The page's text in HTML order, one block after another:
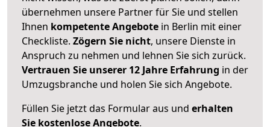
übernehmen unsere Partner für Sie und stellen
Ihnen kompetente Angebote in Berlin mit einer
Checkliste. Zögern Sie nicht, unsere Dienste in
Anspruch zu nehmen und lehnen Sie sich zurück.
Vertrauen Sie unserer 12 Jahre Erfahrung in der
Umzugsbranche und holen Sie sich Angebote.
Füllen Sie jetzt das Formular aus und erhalten
Sie kostenlose Angebote.